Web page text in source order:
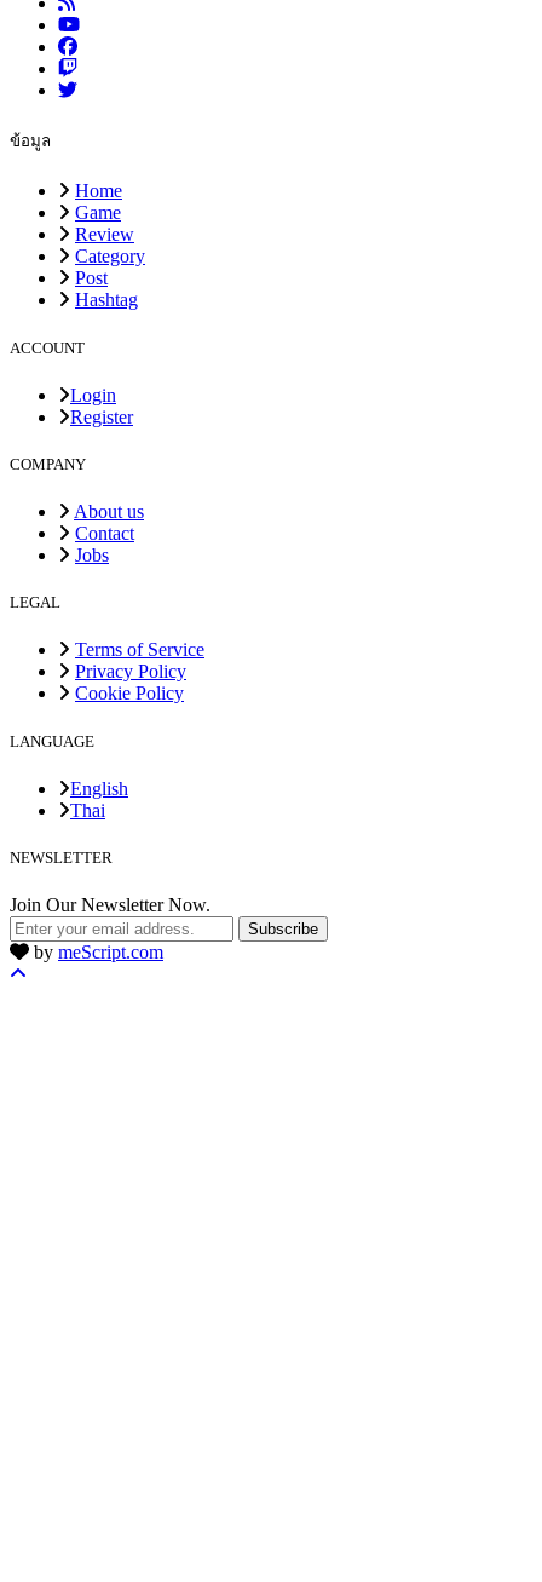
ข้อมูล
Home
Game
Review
Category
Post
Hashtag
ACCOUNT
Login
Register
COMPANY
About us
Contact
Jobs
LEGAL
Terms of Service
Privacy Policy
Cookie Policy
LANGUAGE
English
Thai
NEWSLETTER
Join Our Newsletter Now.
Subscribe
by meScript.com